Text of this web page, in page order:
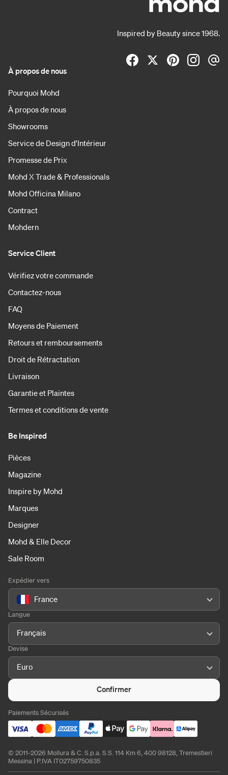
Inspired by Beauty since 1968.
À propos de nous
Pourquoi Mohd
À propos de nous
Showrooms
Service de Design d'Intérieur
Promesse de Prix
Mohd X Trade & Professionals
Mohd Officina Milano
Contract
Mohdern
Service Client
Vérifiez votre commande
Contactez-nous
FAQ
Moyens de Paiement
Retours et remboursements
Droit de Rétractation
Livraison
Garantie et Plaintes
Termes et conditions de vente
Be Inspired
Pièces
Magazine
Inspire by Mohd
Marques
Designer
Mohd & Elle Decor
Sale Room
Expédier vers
France
Langue
Français
Devise
Euro
Confirmer
Paiements Sécurisés
© 2011-2026 Mollura & C. S.p.a. S.S. 114 Km 6, 400 98128, Tremestieri
Messina | P.IVA IT02759750835